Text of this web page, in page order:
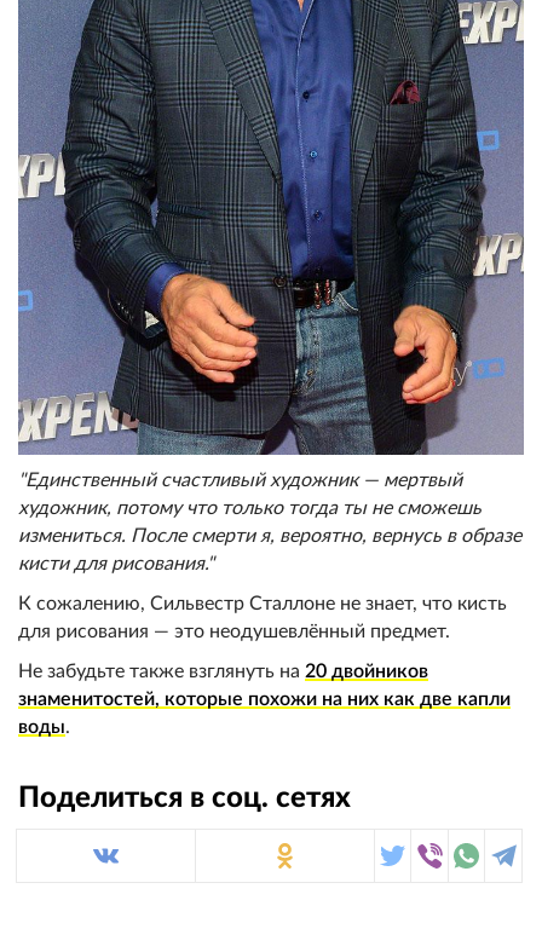
"Единственный счастливый художник — мертвый
художник, потому что только тогда ты не сможешь
измениться. После смерти я, вероятно, вернусь в образе
кисти для рисования."
К сожалению, Сильвестр Сталлоне не знает, что кисть
для рисования — это неодушевлённый предмет.
Не забудьте также взглянуть на 20 двойников
знаменитостей, которые похожи на них как две капли
воды.
Поделиться в соц. сетях